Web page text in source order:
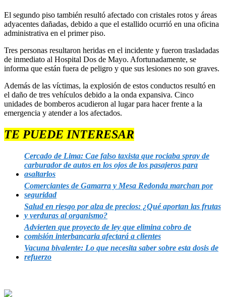
El segundo piso también resultó afectado con cristales rotos y áreas
adyacentes dañadas, debido a que el estallido ocurrió en una oficina
administrativa en el primer piso.
Tres personas resultaron heridas en el incidente y fueron trasladadas
de inmediato al Hospital Dos de Mayo. Afortunadamente, se
informa que están fuera de peligro y que sus lesiones no son graves.
Además de las víctimas, la explosión de estos conductos resultó en
el daño de tres vehículos debido a la onda expansiva. Cinco
unidades de bomberos acudieron al lugar para hacer frente a la
emergencia y atender a los afectados.
TE PUEDE INTERESAR
Cercado de Lima: Cae falso taxista que rociaba spray de
carburador de autos en los ojos de los pasajeros para
asaltarlos
Comerciantes de Gamarra y Mesa Redonda marchan por
seguridad
Salud en riesgo por alza de precios: ¿Qué aportan las frutas
y verduras al organismo?
Advierten que proyecto de ley que elimina cobro de
comisión interbancaria afectará a clientes
Vacuna bivalente: Lo que necesita saber sobre esta dosis de
refuerzo